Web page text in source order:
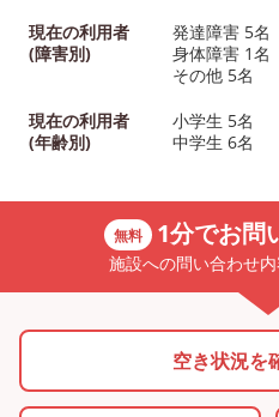
デイサービス toiro 大倉山 放
課後デイサービス toiro上矢
根岸 放課後デイサービス
toiro 南林間 放課後デイサー
ービス toiro 大船 放課後デイ
サービス toiro 武蔵小杉 放課
後デイサービス toiro 金沢文
庫 放課後デイサービス toiro
日野 放課後デイサービス
toiro いずみ中央 放課後デイ
サービス toiro 蒔田 放課後デ
現在の利用者
(障害別)
発達障害 5名
身体障害 1名
その他 5名
現在の利用者
(年齢別)
小学生 5名
中学生 6名
無料 1分でお問
施設への問い合わせ
空き状況を